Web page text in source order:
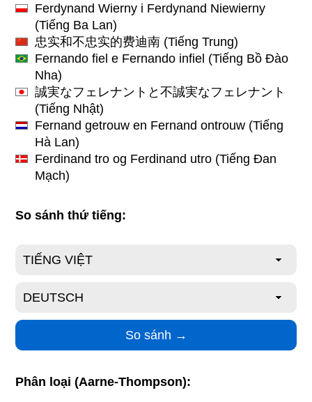
Ferdynand Wierny i Ferdynand Niewierny
(Tiếng Ba Lan)
忠实和不忠实的费迪南 (Tiếng Trung)
Fernando fiel e Fernando infiel (Tiếng Bồ Đào
Nha)
誠実なフェレナントと不誠実なフェレナント
(Tiếng Nhật)
Fernand getrouw en Fernand ontrouw (Tiếng
Hà Lan)
Ferdinand tro og Ferdinand utro (Tiếng Đan
Mạch)
So sánh thứ tiếng:
Phân loại (Aarne-Thompson):